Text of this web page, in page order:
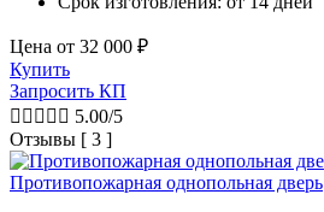
Цена от 32 000 ₽
Купить
Запросить КП
     5.00/5
Отзывы [ 3 ]
Противопожарная однопольная дверь